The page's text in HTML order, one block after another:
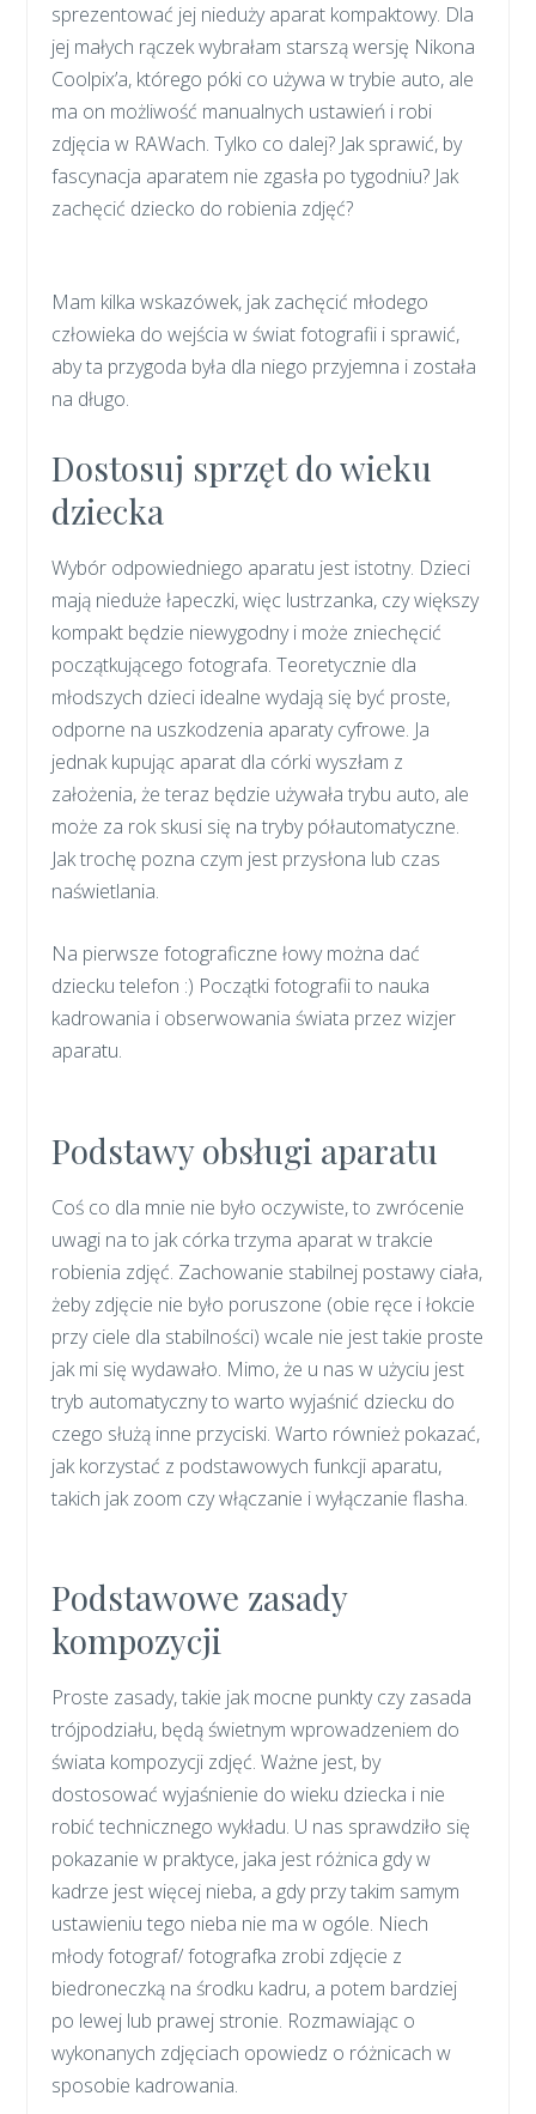
sprezentować jej nieduży aparat kompaktowy. Dla
jej małych rączek wybrałam starszą wersję Nikona
Coolpix’a, którego póki co używa w trybie auto, ale
ma on możliwość manualnych ustawień i robi
zdjęcia w RAWach. Tylko co dalej? Jak sprawić, by
fascynacja aparatem nie zgasła po tygodniu? Jak
zachęcić dziecko do robienia zdjęć?
Mam kilka wskazówek, jak zachęcić młodego
człowieka do wejścia w świat fotografii i sprawić,
aby ta przygoda była dla niego przyjemna i została
na długo.
Dostosuj sprzęt do wieku
dziecka
Wybór odpowiedniego aparatu jest istotny. Dzieci
mają nieduże łapeczki, więc lustrzanka, czy większy
kompakt będzie niewygodny i może zniechęcić
początkującego fotografa. Teoretycznie dla
młodszych dzieci idealne wydają się być proste,
odporne na uszkodzenia aparaty cyfrowe. Ja
jednak kupując aparat dla córki wyszłam z
założenia, że teraz będzie używała trybu auto, ale
może za rok skusi się na tryby półautomatyczne.
Jak trochę pozna czym jest przysłona lub czas
naświetlania.
Na pierwsze fotograficzne łowy można dać
dziecku telefon :) Początki fotografii to nauka
kadrowania i obserwowania świata przez wizjer
aparatu.
Podstawy obsługi aparatu
Coś co dla mnie nie było oczywiste, to zwrócenie
uwagi na to jak córka trzyma aparat w trakcie
robienia zdjęć. Zachowanie stabilnej postawy ciała,
żeby zdjęcie nie było poruszone (obie ręce i łokcie
przy ciele dla stabilności) wcale nie jest takie proste
jak mi się wydawało. Mimo, że u nas w użyciu jest
tryb automatyczny to warto wyjaśnić dziecku do
czego służą inne przyciski. Warto również pokazać,
jak korzystać z podstawowych funkcji aparatu,
takich jak zoom czy włączanie i wyłączanie flasha.
Podstawowe zasady
kompozycji
Proste zasady, takie jak mocne punkty czy zasada
trójpodziału, będą świetnym wprowadzeniem do
świata kompozycji zdjęć. Ważne jest, by
dostosować wyjaśnienie do wieku dziecka i nie
robić technicznego wykładu. U nas sprawdziło się
pokazanie w praktyce, jaka jest różnica gdy w
kadrze jest więcej nieba, a gdy przy takim samym
ustawieniu tego nieba nie ma w ogóle. Niech
młody fotograf/ fotografka zrobi zdjęcie z
biedroneczką na środku kadru, a potem bardziej
po lewej lub prawej stronie. Rozmawiając o
wykonanych zdjęciach opowiedz o różnicach w
sposobie kadrowania.